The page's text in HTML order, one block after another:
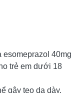
esomeprazol 40mg
trẻ em dưới 18
gây teo dạ dày.